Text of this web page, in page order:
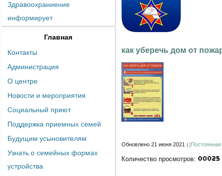
Здравоохраниение
информирует
Главная
Контакты
Администрация
О центре
Новости и мероприятия
Социальный приют
Поддержка приемных семей
Будущим усыновителям
Узнать о семейных формах
устройства
как уберечь дом от
Обновлено 21 июня 2021
Количество просмотров: